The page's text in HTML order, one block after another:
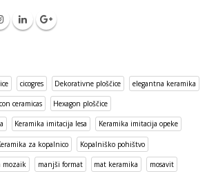
cicogres Dekorativne ploščice elegantna keramika
ceramicas Hexagon ploščice
Keramika imitacija lesa Keramika imitacija opeke
za kopalnico Kopalniško pohištvo
mozaik manjši format mat keramika mosavit